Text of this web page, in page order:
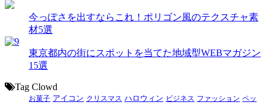
今っぽさを出すならこれ！ポリゴン風のテクスチャ素
材5選
東京都内の街にスポットを当てた地域型WEBマガジン
15選
Tag Clowd
お菓子 アイコン クリスマス ハロウィン ビジネス ファッション ペッ